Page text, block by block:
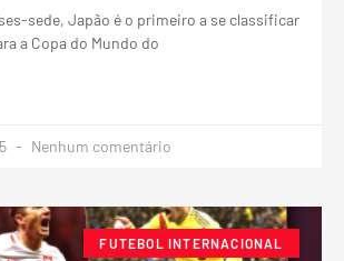
sede, Japão é o primeiro a se classificar
a Copa do Mundo do
Nenhum comentário
FUTEBOL INTERNACIONAL